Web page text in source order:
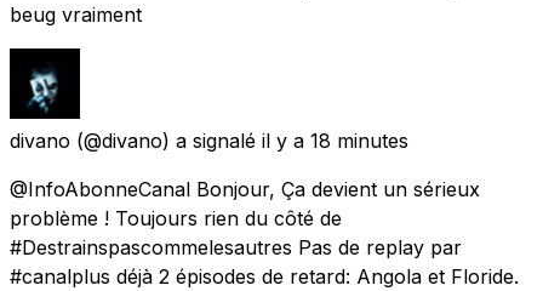
beug vraiment
divano (@divano) a signalé il y a 18 minutes
@InfoAbonneCanal Bonjour, Ça devient un sérieux
problème ! Toujours rien du côté de
#Destrainspascommelesautres Pas de replay par
#canalplus déjà 2 épisodes de retard: Angola et Floride.